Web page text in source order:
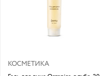
КОСМЕТИКА